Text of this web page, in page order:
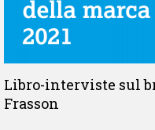
Libro-interviste sul
Frasson